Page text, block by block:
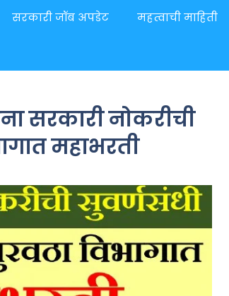
सरकारी जॉब अपडेट महत्वाची माहिती
सरकारी नोकरीची
महाभरती